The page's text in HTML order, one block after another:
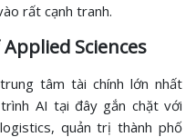
rất cạnh tranh.
Sciences
tâm tài chính lớn nhất
AI tại đây gắn chặt với
quản trị thành phố